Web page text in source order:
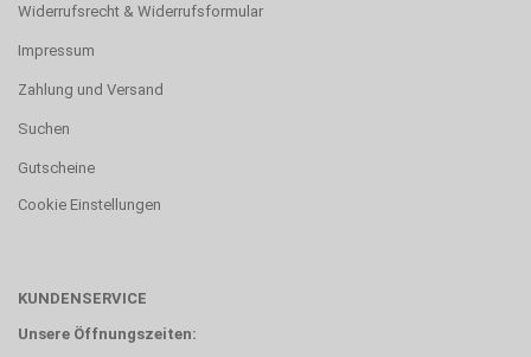
Widerrufsrecht & Widerrufsformular
Impressum
Zahlung und Versand
Suchen
Gutscheine
Cookie Einstellungen
KUNDENSERVICE
Unsere Öffnungszeiten: